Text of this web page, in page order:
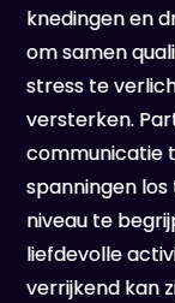
knedingen en
om samen
stress te
versterken.
communicatie
spanningen
niveau te
liefdevolle
verrijkend kan